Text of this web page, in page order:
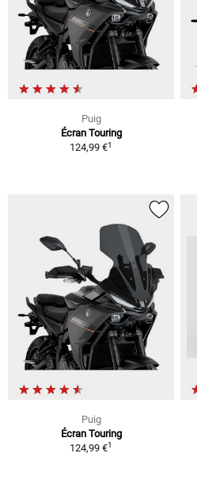
Puig
Écran Touring
124,99 €1
Puig
Écran Touring
124,99 €1